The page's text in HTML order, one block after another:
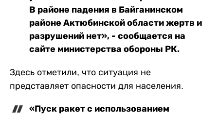
В районе падения в Байганинском
районе Актюбинской области жертв и
разрушений нет», - сообщается на
сайте министерства обороны РК.
Здесь отметили, что ситуация не
представляет опасности для населения.
«Пуск ракет с использованием